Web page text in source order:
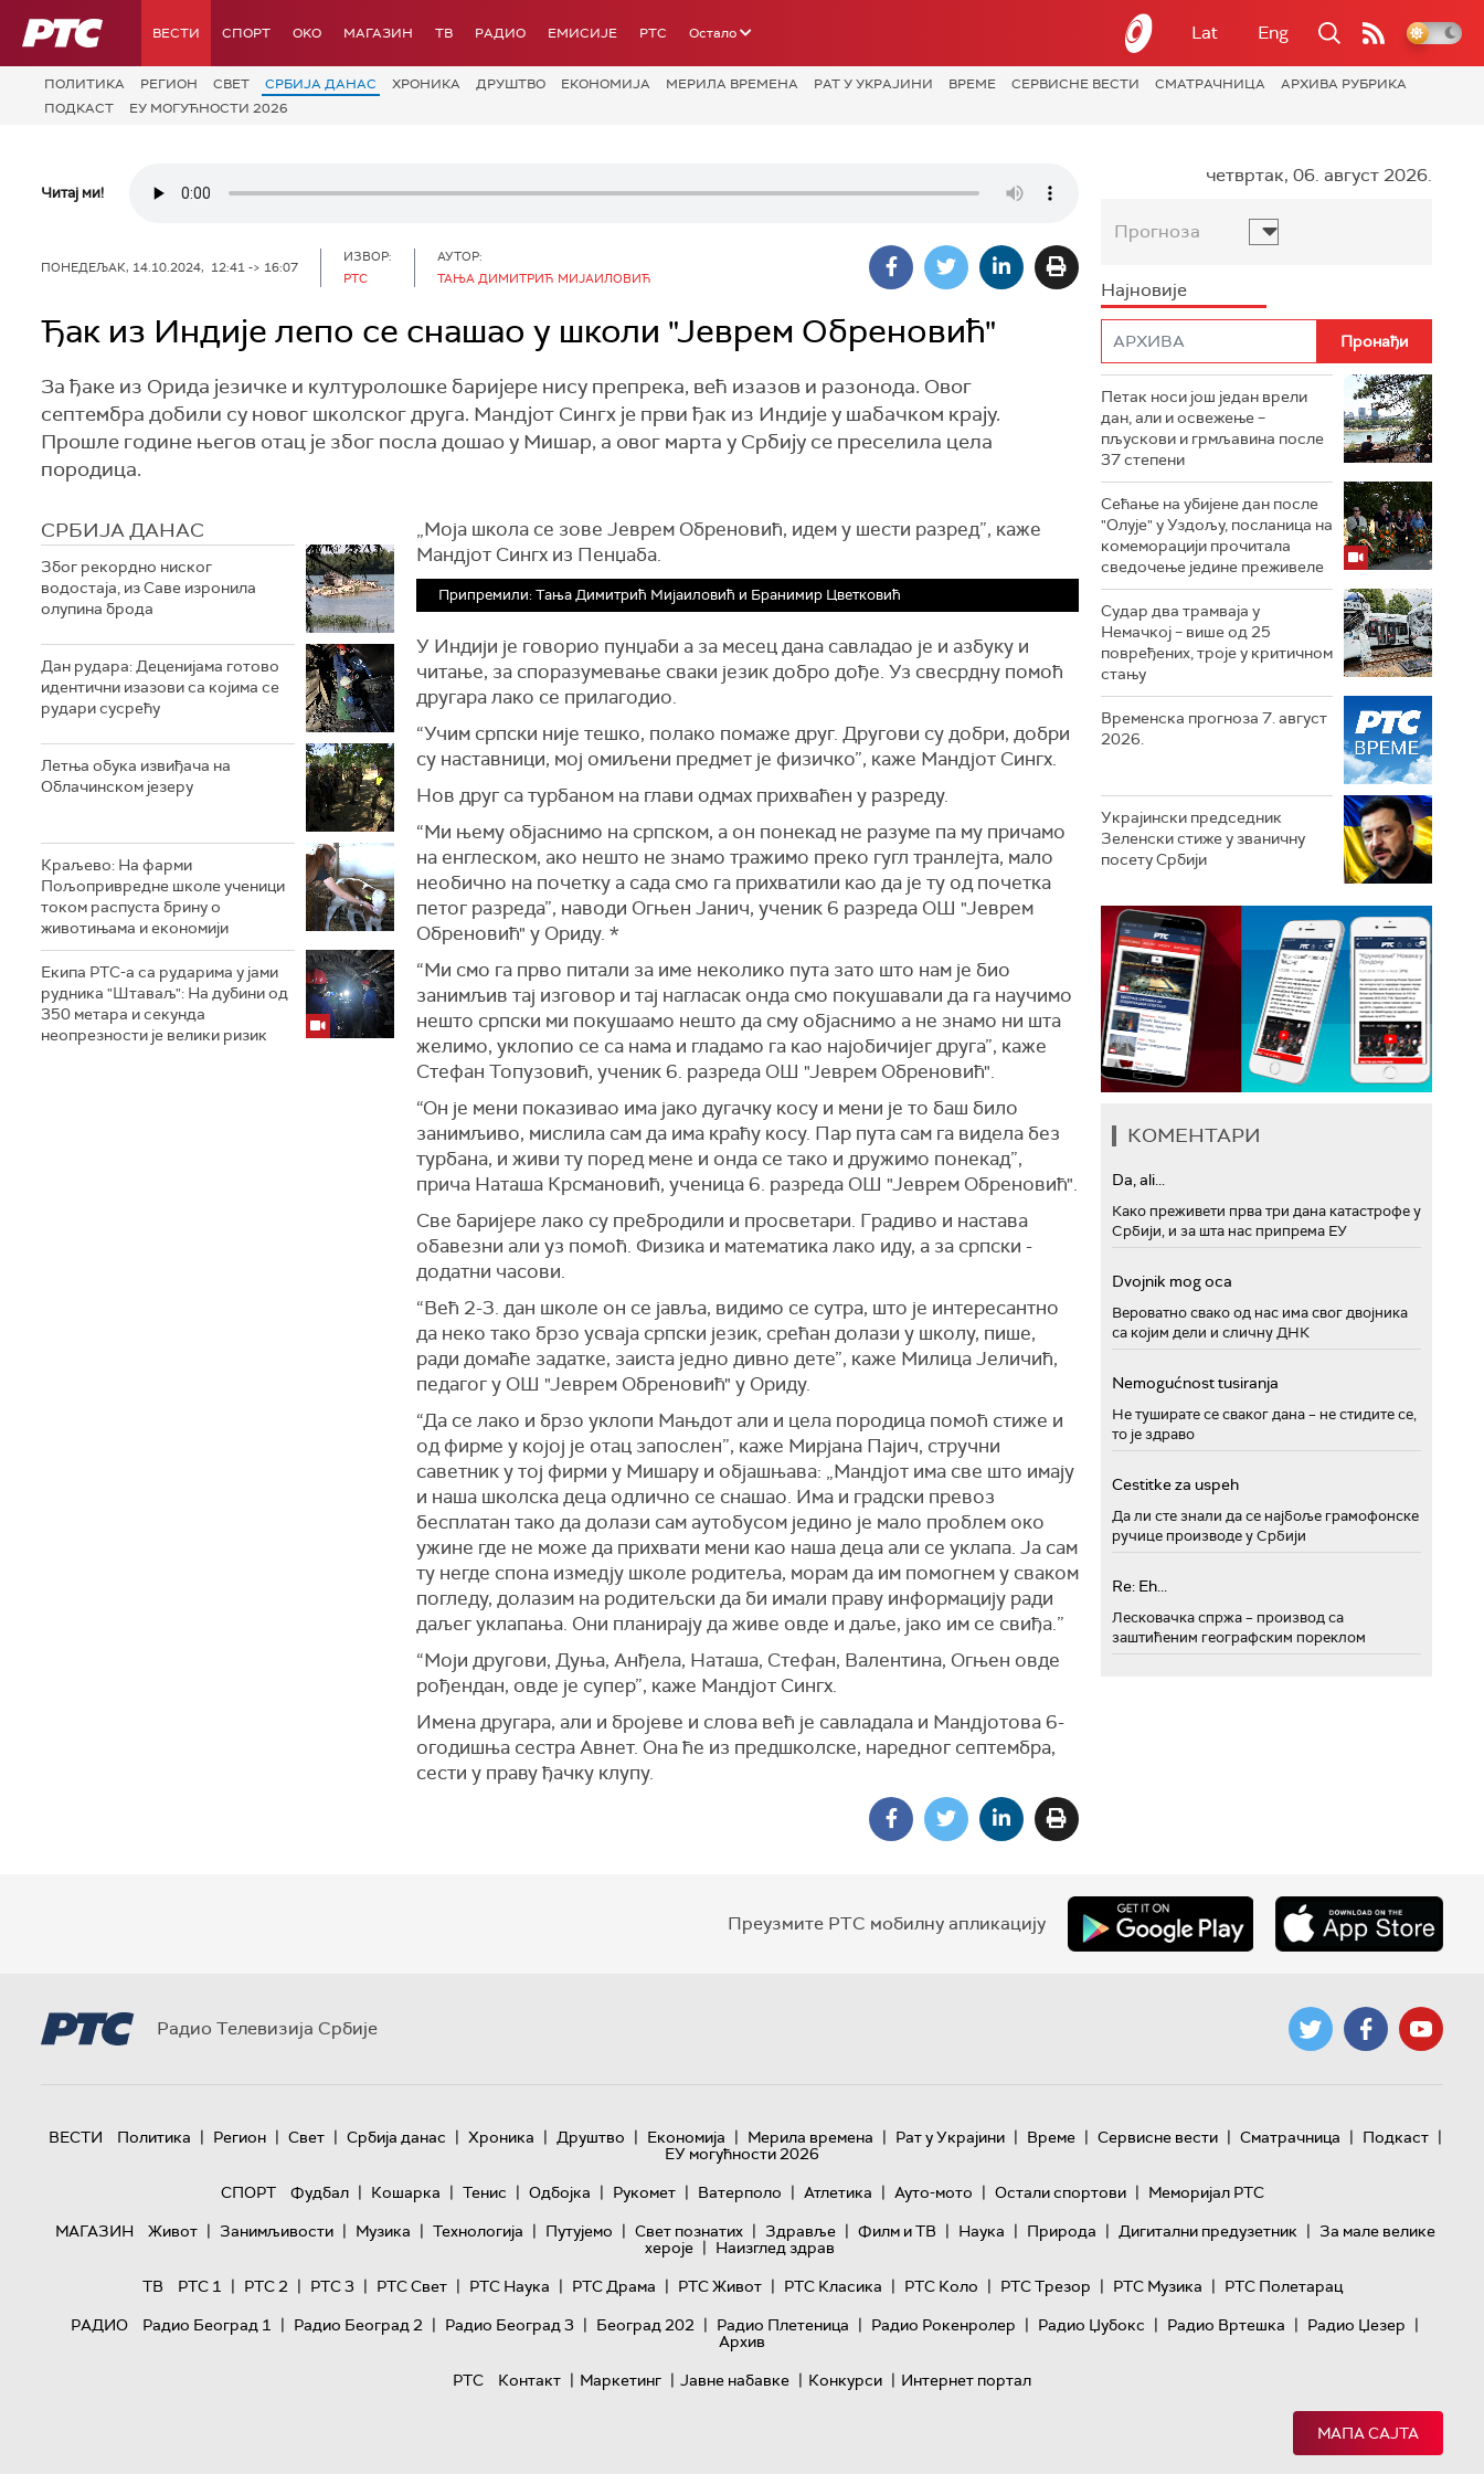
РТС ВЕСТИ СПОРТ OKO МАГАЗИН ТВ РАДИО ЕМИСИЈЕ РТС Остало Lat Eng
ПОЛИТИКА РЕГИОН СВЕТ СРБИЈА ДАНАС ХРОНИКА ДРУШТВО ЕКОНОМИЈА МЕРИЛА ВРЕМЕНА РАТ У УКРАЈИНИ ВРЕМЕ СЕРВИСНЕ ВЕСТИ СМАТРАЧНИЦА
АРХИВА РУБРИКА
ПОДКАСТ
ЕУ МОГУЋНОСТИ 2026
Читај ми!
ПОНЕДЕЉАК, 14.10.2024, 12:41 -> 16:07
ИЗВОР:
РТС
АУТОР:
ТАЊА ДИМИТРИЋ МИЈАИЛОВИЋ
Ђак из Индије лепо се снашао у школи "Јеврем Обреновић"
За ђаке из Орида језичке и културолошке баријере нису препрека, већ изазов и разонода. Овог
септембра добили су новог школског друга. Мандјот Сингх је први ђак из Индије у шабачком крају.
Прошле године његов отац је због посла дошао у Мишар, а овог марта у Србију се преселила цела
породица.
СРБИЈА ДАНАС
Због рекордно ниског
водостаја, из Саве изронила
олупина брода
Дан рудара: Деценијама готово
идентични изазови са којима се
рудари сусрећу
Летња обука извиђача на
Облачинском језеру
Краљево: На фарми
Пољопривредне школе ученици
током распуста брину о
животињама и економији
Екипа РТС-а са рударима у јами
рудника "Штаваљ": На дубини од
350 метара и секунда
неопрезности је велики ризик
„Моја школа се зове Јеврем Обреновић, идем у шести разред”, каже
Мандјот Сингх из Пенџаба.
Припремили: Тања Димитрић Мијаиловић и Бранимир Цветковић
У Индији је говорио пунџаби а за месец дана савладао је и азбуку и
читање, за споразумевање сваки језик добро дође. Уз свесрдну помоћ
другара лако се прилагодио.
“Учим српски није тешко, полако помаже друг. Другови су добри, добри
су наставници, мој омиљени предмет је физичко”, каже Мандјот Сингх.
Нов друг са турбаном на глави одмах прихваћен у разреду.
“Ми њему објаснимо на српском, а он понекад не разуме па му причамо
на енглеском, ако нешто не знамо тражимо преко гугл транлејта, мало
необично на почетку а сада смо га прихватили као да је ту од почетка
петог разреда”, наводи Огњен Јанич, ученик 6 разреда ОШ "Јеврем
Обреновић" у Ориду. *
“Ми смо га прво питали за име неколико пута зато што нам је био
занимљив тај изговор и тај нагласак онда смо покушавали да га научимо
нешто српски ми покушаамо нешто да сму објаснимо а не знамо ни шта
желимо, уклопио се са нама и гладамо га као најобичијег друга”, каже
Стефан Топузовић, ученик 6. разреда ОШ "Јеврем Обреновић".
“Он је мени показивао има јако дугачку косу и мени је то баш било
занимљиво, мислила сам да има краћу косу. Пар пута сам га видела без
турбана, и живи ту поред мене и онда се тако и дружимо понекад”,
прича Наташа Крсмановић, ученица 6. разреда ОШ "Јеврем Обреновић".
Све баријере лако су пребродили и просветари. Градиво и настава
обавезни али уз помоћ. Физика и математика лако иду, а за српски -
додатни часови.
“Већ 2-3. дан школе он се јавља, видимо се сутра, што је интересантно
да неко тако брзо усваја српски језик, срећан долази у школу, пише,
ради домаће задатке, заиста једно дивно дете”, каже Милица Јеличић,
педагог у ОШ "Јеврем Обреновић" у Ориду.
“Да се лако и брзо уклопи Мањдот али и цела породица помоћ стиже и
од фирме у којој је отац запослен”, каже Мирјана Пајич, стручни
саветник у тој фирми у Мишару и објашњава: „Мандјот има све што имају
и наша школска деца одлично се снашао. Има и градски превоз
бесплатан тако да долази сам аутобусом једино је мало проблем око
ужине где не може да прихвати мени као наша деца али се уклапа. Ја сам
ту негде спона измедју школе родитеља, морам да им помогнем у сваком
погледу, долазим на родитељски да би имали праву информацију ради
даљег уклапања. Они планирају да живе овде и даље, јако им се свиђа.”
“Моји другови, Дуња, Анђела, Наташа, Стефан, Валентина, Огњен овде
рођендан, овде је супер”, каже Мандјот Сингх.
Имена другара, али и бројеве и слова већ је савладала и Мандјотова 6-
огодишња сестра Авнет. Она ће из предшколске, наредног септембра,
сести у праву ђачку клупу.
четвртак, 06. август 2026.
Прогноза
Најновије
Петак носи још један врели
дан, али и освежење –
пљускови и грмљавина после
37 степени
Сећање на убијене дан после
"Олује" у Уздољу, посланица на
комеморацији прочитала
сведочење једине преживеле
Судар два трамваја у
Немачкој – више од 25
повређених, троје у критичном
стању
Временска прогноза 7. август
2026.
Украјински председник
Зеленски стиже у званичну
посету Србији
КОМЕНТАРИ
Da, ali...
Како преживети прва три дана катастрофе у
Србији, и за шта нас припрема ЕУ
Dvojnik mog oca
Вероватно свако од нас има свог двојника
са којим дели и сличну ДНК
Nemogućnost tusiranja
Не туширате се сваког дана – не стидите се,
то је здраво
Cestitke za uspeh
Да ли сте знали да се најбоље грамофонске
ручице производе у Србији
Re: Eh...
Лесковачка спржа – производ са
заштићеним географским пореклом
Преузмите РТС мобилну апликацију
Радио Телевизија Србије
ВЕСТИ Политика | Регион | Свет | Србија данас | Хроника | Друштво | Економија | Мерила времена | Рат у Украјини | Време | Сервисне вести | Сматрачница | Подкаст |
ЕУ могућности 2026
СПОРТ
Фудбал | Кошарка | Тенис | Одбојка | Рукомет | Ватерполо | Атлетика | Ауто-мото | Остали спортови | Меморијал РТС
МАГАЗИН
Живот | Занимљивости | Музика | Технологијa | Путујемо | Свет познатих | Здравље | Филм и ТВ | Наука | Природа | Дигитални предузетник | За мале велике
хероје | Наизглед здрав
ТВ
РТС 1 | РТС 2 | РТС 3 | РТС Свет | РТС Наука | РТС Драма | РТС Живот | РТС Класика | РТС Коло | РТС Трезор | РТС Музика | РТС Полетарац
РАДИО
Радио Београд 1 | Радио Београд 2 | Радио Београд 3 | Београд 202 | Радио Плетеница | Радио Рокенролер | Радио Џубокс | Радио Вртешка | Радио Џезер |
Архив
РТС
Контакт | Маркетинг | Јавне набавке | Конкурси | Интернет портал
МАПА САЈТА